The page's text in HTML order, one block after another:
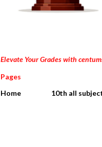
Elevate Your Grades with
Pages
Home
10th all